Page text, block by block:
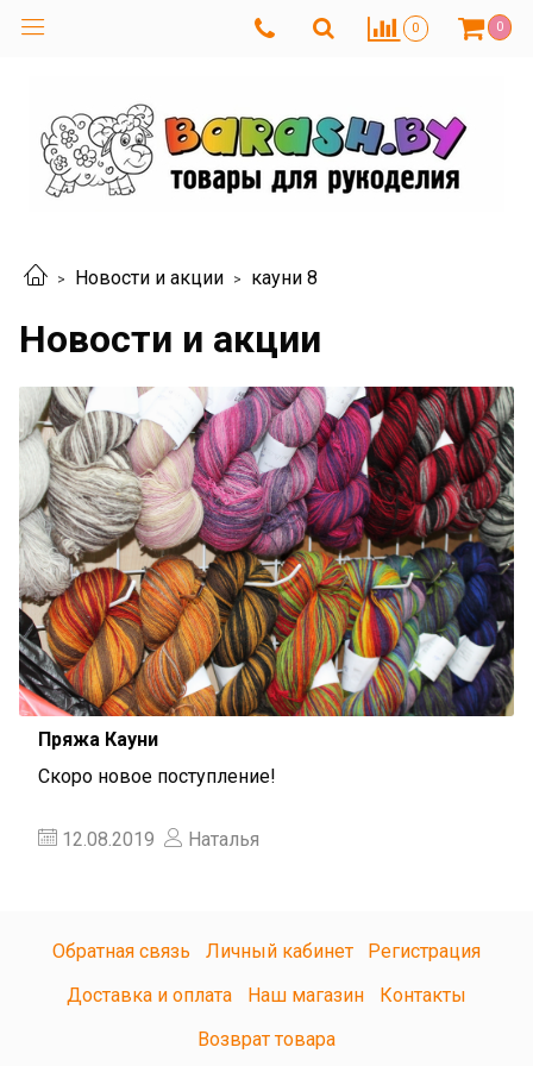
0 0
Новости и акции кауни 8
Новости и акции
Пряжа Кауни
Скоро новое поступление!
12.08.2019 Наталья
Обратная связь Личный кабинет
Регистрация
Доставка и оплата
Наш магазин
Контакты
Возврат товара